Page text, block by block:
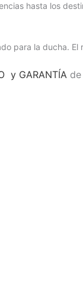
hasta los
para la ducha.
y GARANTÍA